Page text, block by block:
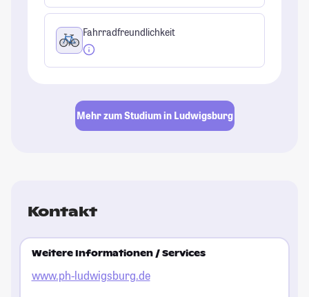
Fahrradfreundlichkeit
Mehr zum Studium in Ludwigsburg
Kontakt
Weitere Informationen / Services
www.ph-ludwigsburg.de